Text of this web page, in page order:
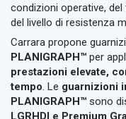
condizioni operative,
del livello di resistenza
Carrara propone
PLANIGRAPH™ per
prestazioni elevate,
tempo. Le guarnizioni
PLANIGRAPH™ sono
LGRHDI e Premium